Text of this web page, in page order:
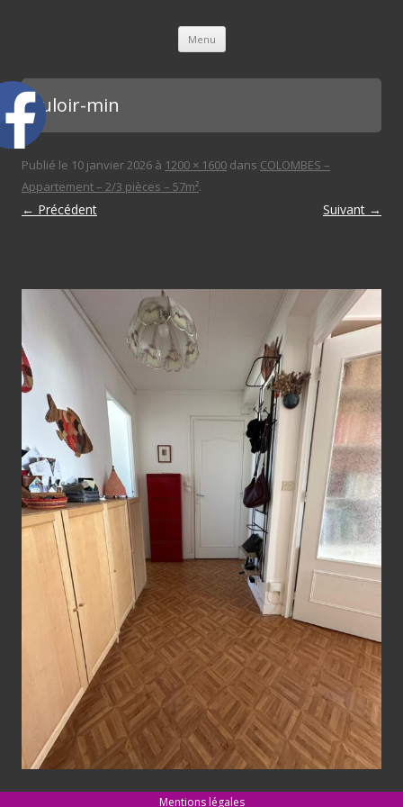
Menu Aller au contenu principal
couloir-min
Publié le 10 janvier 2026 à 1200 × 1600 dans COLOMBES –
Appartement – 2/3 pièces – 57m².
← Précédent Suivant →
Mentions légales